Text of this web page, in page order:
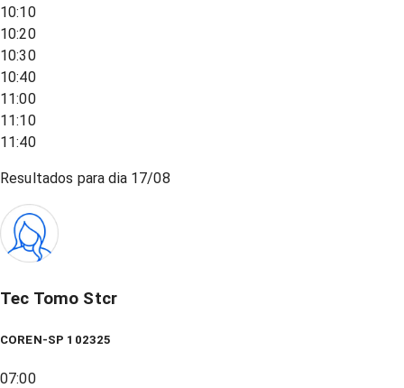
10:10
10:20
10:30
10:40
11:00
11:10
11:40
Resultados para dia 17/08
Tec Tomo Stcr
COREN-SP 102325
07:00